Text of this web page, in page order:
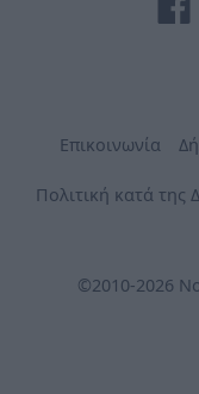
Επικοινωνία
Πολιτική κατά της
©2010-2026